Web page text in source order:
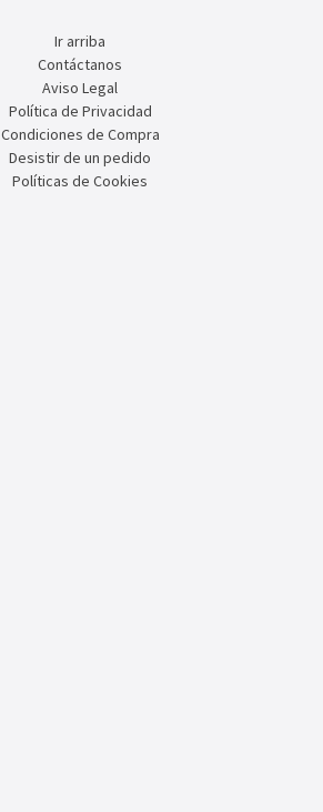
Ir arriba
Contáctanos
Aviso Legal
Política de Privacidad
Condiciones de Compra
Desistir de un pedido
Políticas de Cookies